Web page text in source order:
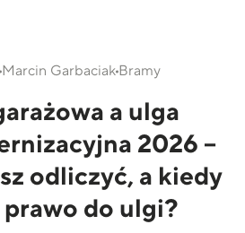
Marcin GarbaciakBramy
a ulga
2026 –
odliczyć, a kiedy
do ulgi?